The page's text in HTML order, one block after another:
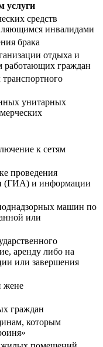
услуги
средств
инвалидами
брака
отдыха и
работающих граждан
унитарных
к сетям
проведения
(ГИА) и информации
машин по
или
аренду либо на
или завершения
жене
граждан
которым